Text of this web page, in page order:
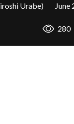
Urabe) June
280